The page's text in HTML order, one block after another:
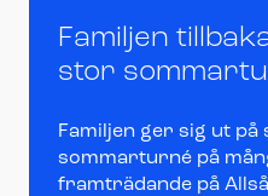
Familjen
stor
Familjen ger sig ut
sommarturné på
framträdande på